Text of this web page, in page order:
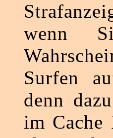
wenn
Surfen
denn
im Cache